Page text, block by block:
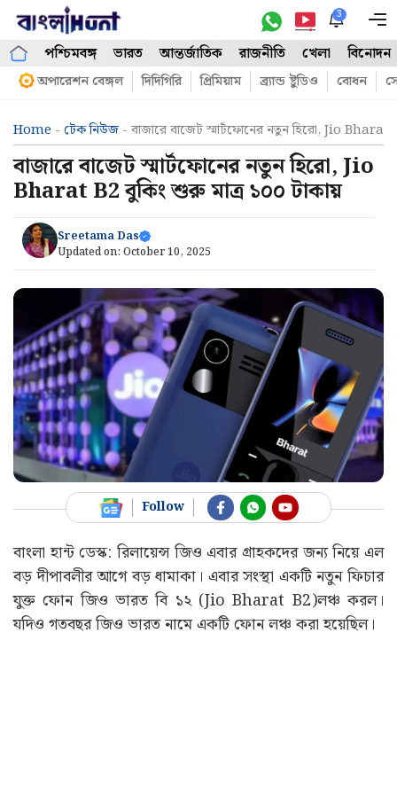
Skip
content
3
পশ্চিমবঙ্গ ভারত আন্তর্জাতিক রাজনীতি খেলা বিনোদন
অপারেশন বেঙ্গল দিদিগিরি প্রিমিয়াম ব্র্যান্ড ষ্টুডিও বোধন
Home - টেক নিউজ - বাজারে বাজেট স্মার্টফোনের নতুন হিরো, Jio Bharat
বাজারে বাজেট স্মার্টফোনের নতুন হিরো, Jio
Bharat B2 বুকিং শুরু মাত্র ১০০ টাকায়
Sreetama Das
Updated on: October 10, 2025
Follow
বাংলা হান্ট ডেস্ক: রিলায়েন্স জিও এবার গ্রাহকদের জন্য নিয়ে এল
বড় দীপাবলীর আগে বড় ধামাকা। এবার সংস্থা একটি নতুন ফিচার
যুক্ত ফোন জিও ভারত বি ১২ (Jio Bharat B2)লঞ্চ করল।
যদিও গতবছর জিও ভারত নামে একটি ফোন লঞ্চ করা হয়েছিল।